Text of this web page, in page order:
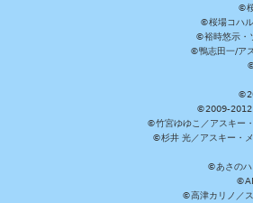
©
©桜場コハ
©裕時悠示・
©鴨志田一/ア
©2009-2012
©竹宮ゆゆこ／アスキー
©杉井 光／アスキー・
©あさのハ
©高津カリノ／